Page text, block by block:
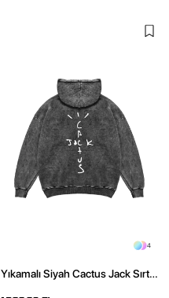
4
Yıkamalı Siyah Cactus Jack Sırt